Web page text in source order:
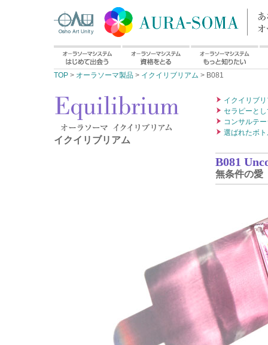
TOP > オーラソーマ製品 > イクイリブリアム > B081
イクイリブリアム
イクイリブ
セラピーと
コンサルテ
選ばれたボ
B081
無条件の愛